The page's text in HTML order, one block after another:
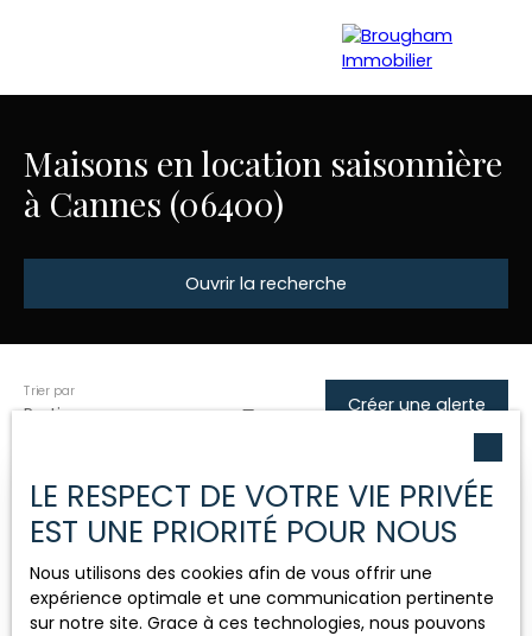
Accueil Acheter Louer Gestion locative Nos
Estimation
Maisons en location saisonnière
à Cannes (06400)
Ouvrir la recherche
Type d'offre
Maison
Cannes (06400)
Localisation
Pertinence
Trier par
Créer une alerte
Nouveauté
LE RESPECT DE VOTRE VIE PRIVÉE
EST UNE PRIORITÉ POUR NOUS
Nous utilisons des cookies afin de vous offrir une
expérience optimale et une communication pertinente
sur notre site. Grace à ces technologies, nous pouvons